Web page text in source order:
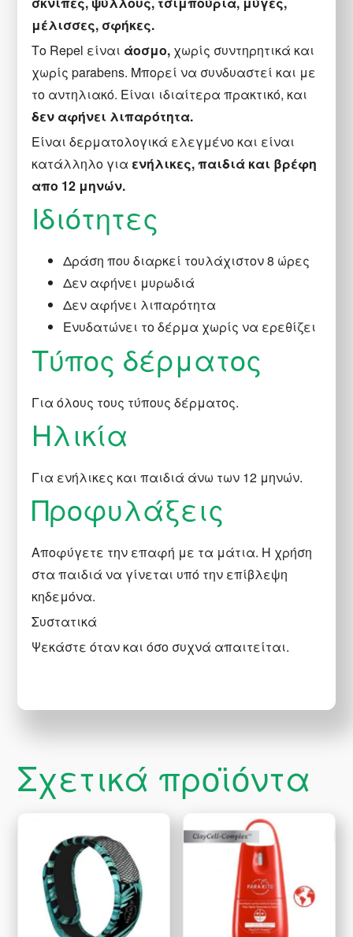
μέλισσες, σφήκες.
Το Repel είναι άοσμο, χωρίς συντηρητικά και
χωρίς parabens. Μπορεί να συνδυαστεί και με
το αντηλιακό. Είναι ιδιαίτερα πρακτικό, και
δεν αφήνει λιπαρότητα.
Eίναι δερματολογικά ελεγμένο και είναι
κατάλληλο για ενήλικες, παιδιά και βρέφη
απο 12 μηνών.
Ιδιότητες
Δράση που διαρκεί τουλάχιστον 8 ώρες
Δεν αφήνει μυρωδιά
Δεν αφήνει λιπαρότητα
Ενυδατώνει το δέρμα χωρίς να ερεθίζει
Τύπος δέρματος
Για όλους τους τύπους δέρματος.
Hλικία
Για ενήλικες και παιδιά άνω των 12 μηνών.
Προφυλάξεις
Αποφύγετε την επαφή με τα μάτια. Η χρήση
στα παιδιά να γίνεται υπό την επίβλεψη
κηδεμόνα.
Συστατικά
Ψεκάστε όταν και όσο συχνά απαιτείται.
Σχετικά προϊόντα